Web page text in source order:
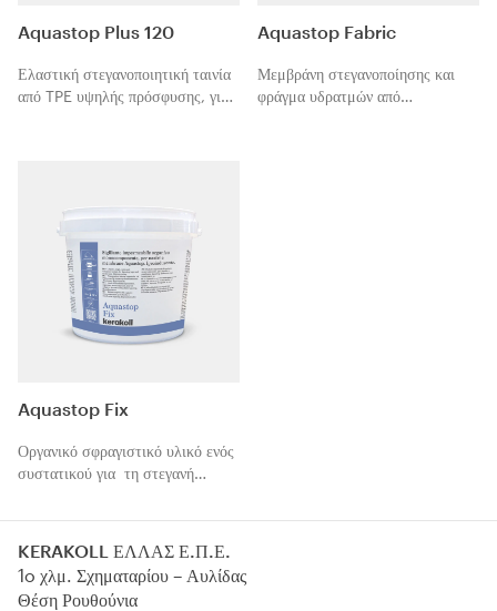
Aquastop Plus 120
Ελαστική στεγανοποιητική ταινία
από TPE υψηλής πρόσφυσης, για
Aquastop Fabric
Μεμβράνη στεγανοποίησης και
φράγμα υδρατμών από
Aquastop Fix
Οργανικό σφραγιστικό υλικό ενός
συστατικού για τη στεγανή
ταινίες της σειράς Aquastop.
KERAKOLL ΕΛΛΑΣ Ε.Π.Ε.
1o χλμ. Σχηματαρίου – Αυλίδας
Θέση Ρουθούνια